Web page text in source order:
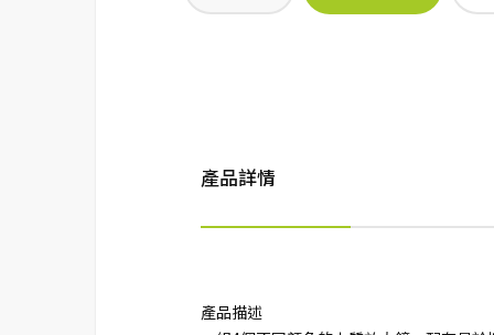
產品詳情
產品描述